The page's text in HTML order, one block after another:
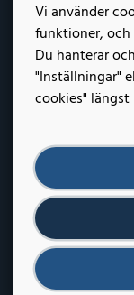
Kontakt
Prowebb Växjö AB
kontakt
KONTAKTA OSS
Integritetspolicy
Vi använder
funktioner, och
Du hanterar
"Inställningar"
cookies" längst